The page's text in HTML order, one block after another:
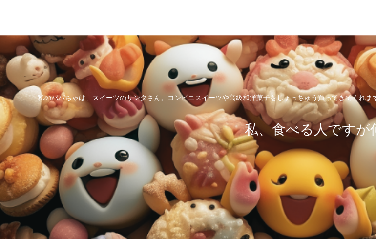
私のパパちゃは、スイーツのサンタさん。コンビニスイーツや高級和洋菓子をしょっちゅう買ってきてくれ
私、食べる人ですが